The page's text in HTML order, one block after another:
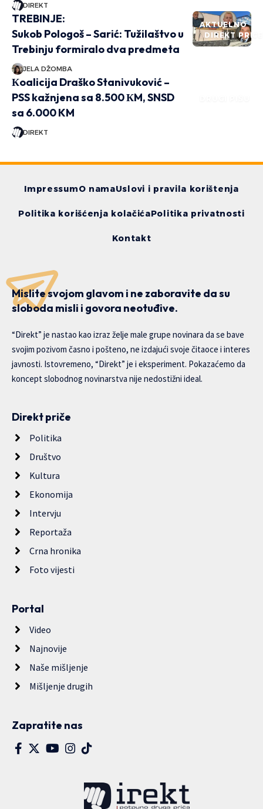
DIREKT
AKTUELNO
DIREKT PRIČE
TREBINJE:
Sukob Pologoš – Sarić: Tužilaštvo u
Trebinju formiralo dva predmeta
JELA DŽOMBA
Кoalicija Draško Stanivuković –
PSS kažnjena sa 8.500 КM, SNSD
sa 6.000 KM
DIREKT
ImpressumO namaUslovi i pravila korištenja
Politika korišćenja kolačićaPolitika privatnosti
Kontakt
Mislite svojom glavom i ne zaboravite da su
sloboda misli i govora neotuđive.
“Direkt” je nastao kao izraz želje male grupe novinara da se bave
svojim pozivom časno i pošteno, ne izdajući svoje čitaoce i interes
javnosti. Istovremeno, “Direkt” je i eksperiment. Pokazaćemo da
koncept slobodnog novinarstva nije nedostižni ideal.
Direkt priče
Politika
Društvo
Kultura
Ekonomija
Intervju
Reportaža
Crna hronika
Foto vijesti
Portal
Video
Najnovije
Naše mišljenje
Mišljenje drugih
Zapratite nas